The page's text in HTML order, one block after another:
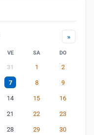
»
VE SA DO
31 1 2
7 8 9
14 15 16
21 22 23
28 29 30